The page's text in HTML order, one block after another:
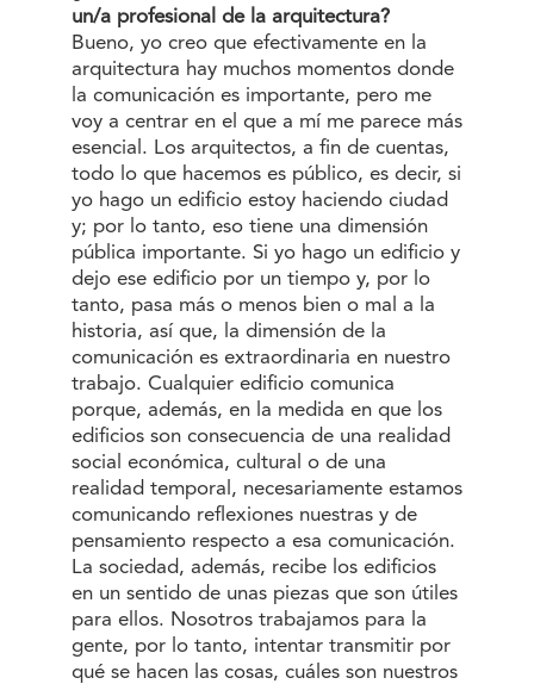
un/a profesional de la arquitectura?
Bueno, yo creo que efectivamente en la
arquitectura hay muchos momentos donde
la comunicación es importante, pero me
voy a centrar en el que a mí me parece más
esencial. Los arquitectos, a fin de cuentas,
todo lo que hacemos es público, es decir, si
yo hago un edificio estoy haciendo ciudad
y; por lo tanto, eso tiene una dimensión
pública importante. Si yo hago un edificio y
dejo ese edificio por un tiempo y, por lo
tanto, pasa más o menos bien o mal a la
historia, así que, la dimensión de la
comunicación es extraordinaria en nuestro
trabajo. Cualquier edificio comunica
porque, además, en la medida en que los
edificios son consecuencia de una realidad
social económica, cultural o de una
realidad temporal, necesariamente estamos
comunicando reflexiones nuestras y de
pensamiento respecto a esa comunicación.
La sociedad, además, recibe los edificios
en un sentido de unas piezas que son útiles
para ellos. Nosotros trabajamos para la
gente, por lo tanto, intentar transmitir por
qué se hacen las cosas, cuáles son nuestros